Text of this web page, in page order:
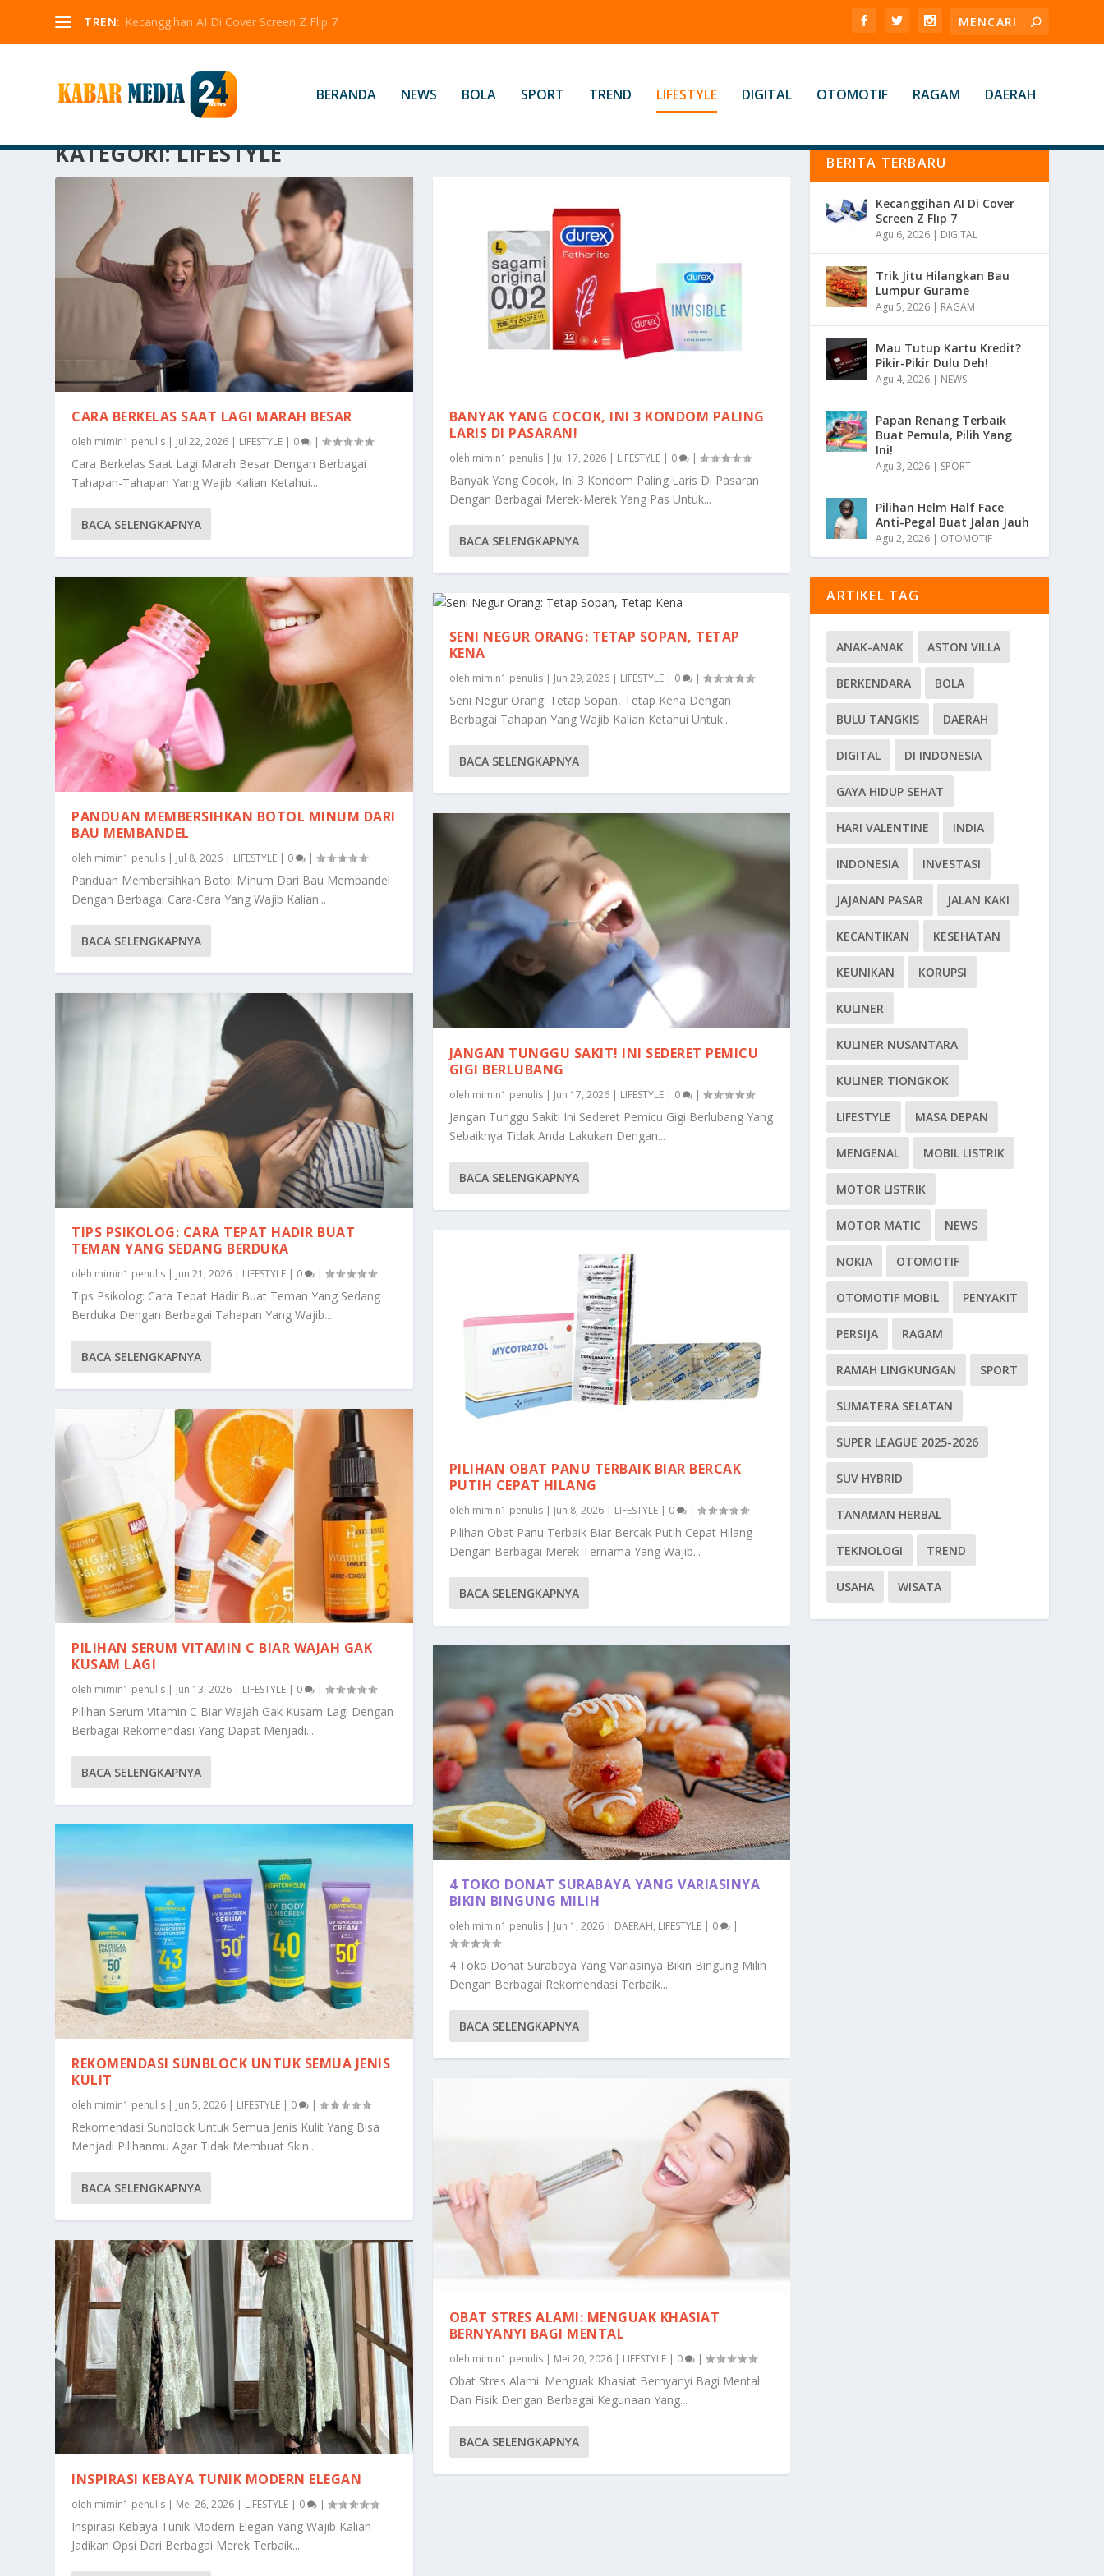
TREN: Kecanggihan AI Di Cover Screen Z Flip 7
BERANDA NEWS BOLA SPORT TREND LIFESTYLE DIGITAL OTOMOTIF RAGAM DAERAH
KATEGORI:LIFESTYLE
CARA BERKELAS SAAT LAGI MARAH BESAR
oleh mimin1 penulis | Jul 22, 2026 | LIFESTYLE | 0 |
Cara Berkelas Saat Lagi Marah Besar Dengan Berbagai
Tahapan-Tahapan Yang Wajib Kalian Ketahui...
BACA SELENGKAPNYA
PANDUAN MEMBERSIHKAN BOTOL MINUM DARI
BAU MEMBANDEL
oleh mimin1 penulis | Jul 8, 2026 | LIFESTYLE | 0 |
Panduan Membersihkan Botol Minum Dari Bau Membandel
Dengan Berbagai Cara-Cara Yang Wajib Kalian...
BACA SELENGKAPNYA
TIPS PSIKOLOG: CARA TEPAT HADIR BUAT
TEMAN YANG SEDANG BERDUKA
oleh mimin1 penulis | Jun 21, 2026 | LIFESTYLE | 0 |
Tips Psikolog: Cara Tepat Hadir Buat Teman Yang Sedang
Berduka Dengan Berbagai Tahapan Yang Wajib...
BACA SELENGKAPNYA
PILIHAN SERUM VITAMIN C BIAR WAJAH GAK
KUSAM LAGI
oleh mimin1 penulis | Jun 13, 2026 | LIFESTYLE | 0 |
Pilihan Serum Vitamin C Biar Wajah Gak Kusam Lagi Dengan
Berbagai Rekomendasi Yang Dapat Menjadi...
BACA SELENGKAPNYA
REKOMENDASI SUNBLOCK UNTUK SEMUA JENIS
KULIT
oleh mimin1 penulis | Jun 5, 2026 | LIFESTYLE | 0 |
Rekomendasi Sunblock Untuk Semua Jenis Kulit Yang Bisa
Menjadi Pilihanmu Agar Tidak Membuat Skin...
BACA SELENGKAPNYA
INSPIRASI KEBAYA TUNIK MODERN ELEGAN
oleh mimin1 penulis | Mei 26, 2026 | LIFESTYLE | 0 |
Inspirasi Kebaya Tunik Modern Elegan Yang Wajib Kalian
Jadikan Opsi Dari Berbagai Merek Terbaik...
BANYAK YANG COCOK, INI 3 KONDOM PALING
LARIS DI PASARAN!
oleh mimin1 penulis| Jul 17, 2026| LIFESTYLE| 0 |
Banyak Yang Cocok, Ini 3 Kondom Paling Laris Di Pasaran
Dengan Berbagai Merek-Merek Yang Pas Untuk...
BACA SELENGKAPNYA
SENI NEGUR ORANG: TETAP SOPAN, TETAP
KENA
oleh mimin1 penulis| Jun 29, 2026| LIFESTYLE| 0 |
Seni Negur Orang: Tetap Sopan, Tetap Kena Dengan
Berbagai Tahapan Yang Wajib Kalian Ketahui Untuk...
BACA SELENGKAPNYA
JANGAN TUNGGU SAKIT! INI SEDERET PEMICU
GIGI BERLUBANG
oleh mimin1 penulis| Jun 17, 2026| LIFESTYLE| 0 |
Jangan Tunggu Sakit! Ini Sederet Pemicu Gigi Berlubang Yang
Sebaiknya Tidak Anda Lakukan Dengan...
BACA SELENGKAPNYA
PILIHAN OBAT PANU TERBAIK BIAR BERCAK
PUTIH CEPAT HILANG
oleh mimin1 penulis| Jun 8, 2026| LIFESTYLE| 0 |
Pilihan Obat Panu Terbaik Biar Bercak Putih Cepat Hilang
Dengan Berbagai Merek Ternama Yang Wajib...
BACA SELENGKAPNYA
4 TOKO DONAT SURABAYA YANG VARIASINYA
BIKIN BINGUNG MILIH
oleh mimin1 penulis| Jun 1, 2026| DAERAH, LIFESTYLE| 0 |
4 Toko Donat Surabaya Yang Variasinya Bikin Bingung Milih
Dengan Berbagai Rekomendasi Terbaik...
BACA SELENGKAPNYA
OBAT STRES ALAMI: MENGUAK KHASIAT
BERNYANYI BAGI MENTAL
oleh mimin1 penulis| Mei 20, 2026| LIFESTYLE| 0 |
Obat Stres Alami: Menguak Khasiat Bernyanyi Bagi Mental
Dan Fisik Dengan Berbagai Kegunaan Yang...
BACA SELENGKAPNYA
BERITA TERBARU
Kecanggihan AI Di Cover
Screen Z Flip 7
Agu 6, 2026 | DIGITAL
Trik Jitu Hilangkan Bau
Lumpur Gurame
Agu 5, 2026 | RAGAM
Mau Tutup Kartu Kredit?
Pikir-Pikir Dulu Deh!
Agu 4, 2026 | NEWS
Papan Renang Terbaik
Buat Pemula, Pilih Yang
Ini!
Agu 3, 2026 | SPORT
Pilihan Helm Half Face
Anti-Pegal Buat Jalan Jauh
Agu 2, 2026 | OTOMOTIF
ARTIKEL TAG
ANAK-ANAK ASTON VILLA
BERKENDARA BOLA
BULU TANGKIS DAERAH
DIGITAL DI INDONESIA
GAYA HIDUP SEHAT
HARI VALENTINE INDIA
INDONESIA INVESTASI
JAJANAN PASAR JALAN KAKI
KECANTIKAN KESEHATAN
KEUNIKAN KORUPSI
KULINER
KULINER NUSANTARA
KULINER TIONGKOK
LIFESTYLE MASA DEPAN
MENGENAL MOBIL LISTRIK
MOTOR LISTRIK
MOTOR MATIC NEWS
NOKIA OTOMOTIF
OTOMOTIF MOBIL PENYAKIT
PERSIJA RAGAM
RAMAH LINGKUNGAN SPORT
SUMATERA SELATAN
SUPER LEAGUE 2025-2026
SUV HYBRID
TANAMAN HERBAL
TEKNOLOGI TREND
USAHA WISATA